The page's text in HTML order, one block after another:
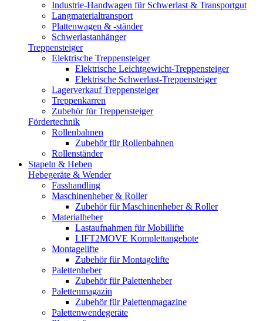
Industrie-Handwagen für Schwerlast & Transportgut
Langmaterialtransport
Plattenwagen & -ständer
Schwerlastanhänger
Treppensteiger
Elektrische Treppensteiger
Elektrische Leichtgewicht-Treppensteiger
Elektrische Schwerlast-Treppensteiger
Lagerverkauf Treppensteiger
Treppenkarren
Zubehör für Treppensteiger
Fördertechnik
Rollenbahnen
Zubehör für Rollenbahnen
Rollenständer
Stapeln & Heben
Hebegeräte & Wender
Fasshandling
Maschinenheber & Roller
Zubehör für Maschinenheber & Roller
Materialheber
Lastaufnahmen für Mobillifte
LIFT2MOVE Komplettangebote
Montagelifte
Zubehör für Montagelifte
Palettenheber
Zubehör für Palettenheber
Palettenmagazin
Zubehör für Palettenmagazine
Palettenwendegeräte